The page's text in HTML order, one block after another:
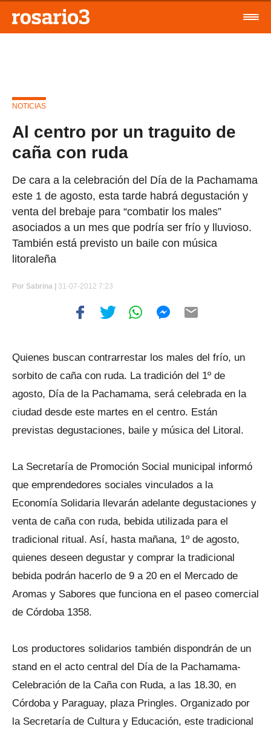
NOTICIAS
Al centro por un traguito de
caña con ruda
De cara a la celebración del Día de la Pachamama
este 1 de agosto, esta tarde habrá degustación y
venta del brebaje para “combatir los males”
asociados a un mes que podría ser frío y lluvioso.
También está previsto un baile con música
litoraleña
Por Sabrina | 31-07-2012 7:23
Quienes buscan contrarrestar los males del frío, un
sorbito de caña con ruda. La tradición del 1º de
agosto, Día de la Pachamama, será celebrada en la
ciudad desde este martes en el centro. Están
previstas degustaciones, baile y música del Litoral.
La Secretaría de Promoción Social municipal informó
que emprendedores sociales vinculados a la
Economía Solidaria llevarán adelante degustaciones y
venta de caña con ruda, bebida utilizada para el
tradicional ritual. Así, hasta mañana, 1º de agosto,
quienes deseen degustar y comprar la tradicional
bebida podrán hacerlo de 9 a 20 en el Mercado de
Aromas y Sabores que funciona en el paseo comercial
de Córdoba 1358.
Los productores solidarios también dispondrán de un
stand en el acto central del Día de la Pachamama-
Celebración de la Caña con Ruda, a las 18.30, en
Córdoba y Paraguay, plaza Pringles. Organizado por
la Secretaría de Cultura y Educación, este tradicional